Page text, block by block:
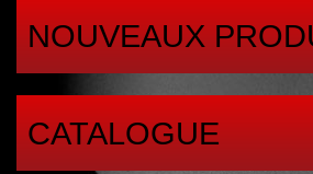
NOUVEAUX
CATALOGUE